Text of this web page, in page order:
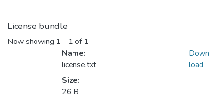
License bundle
Now showing 1 - 1 of 1
Name:
license.txt
Size:
26 B
Down
load